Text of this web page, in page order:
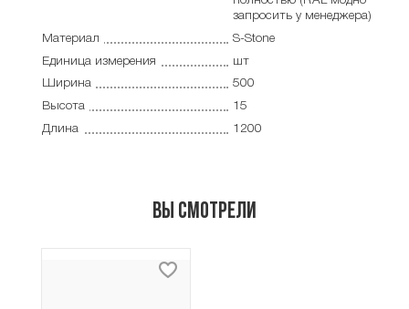
запросить у менеджера)
Материал
S-Stone
Единица измерения
шт
Ширина
500
Высота
15
Длина
1200
Вы смотрели